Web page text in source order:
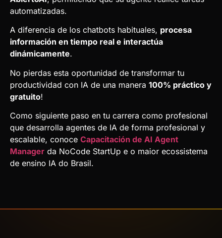
automatizadas.
A diferencia de los chatbots habituales, procesa
información en tiempo real e interactúa
dinámicamente.
No pierdas esta oportunidad de transformar tu
productividad con IA de una manera 100% práctico y
gratuito!
Como siguiente paso en tu carrera como profesional
que desarrolla agentes de IA de forma profesional y
escalable, conoce Capacitación de AI Agent
Manager da NoCode StartUp e o maior ecossistema
de ensino IA do Brasil.